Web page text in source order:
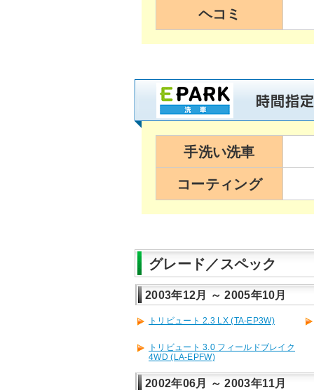
ヘコミ
手洗い洗車
コーティング
グレード／スペック
2003年12月 ～ 2005年10月
トリビュート 2.3 LX (TA-EP3W)
トリビュート 3.0 フィールドブレイク
4WD (LA-EPFW)
2002年06月 ～ 2003年11月